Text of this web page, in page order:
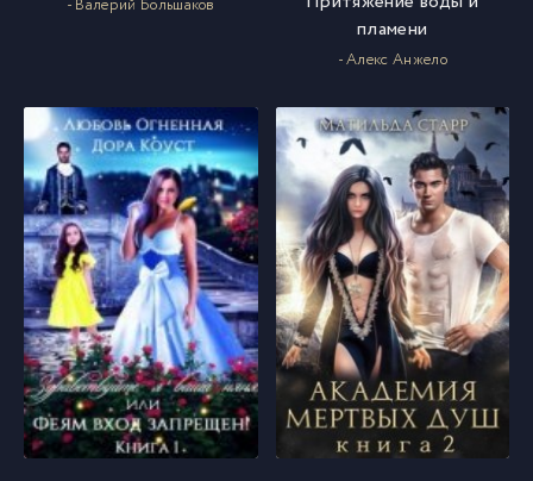
- Валерий Большаков
пламени
- Алекс Анжело